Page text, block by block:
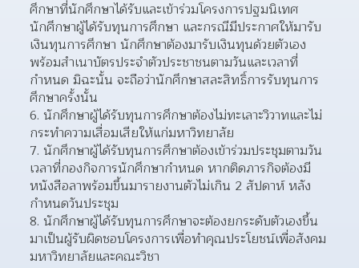
ศึกษาที่นักศึกษาได้รับและเข้าร่วมโครงการปฐมนิเทศ
นักศึกษาผู้ได้รับทุนการศึกษา และกรณีมีประกาศให้มารับ
เงินทุนการศึกษา นักศึกษาต้องมารับเงินทุนด้วยตัวเอง
พร้อมสำเนาบัตรประจำตัวประชาชนตามวันและเวลาที่
กำหนด มิฉะนั้น จะถือว่านักศึกษาสละสิทธิ์การรับทุนการ
ศึกษาครั้งนั้น
6. นักศึกษาผู้ได้รับทุนการศึกษาต้องไม่ทะเลาะวิวาทและไม่
กระทำความเสื่อมเสียให้แก่มหาวิทยาลัย
7. นักศึกษาผู้ได้รับทุนการศึกษาต้องเข้าร่วมประชุมตามวัน
เวลาที่กองกิจการนักศึกษากำหนด หากติดภารกิจต้องมี
หนังสือลาพร้อมขึ้นมารายงานตัวไม่เกิน 2 สัปดาห์ หลัง
กำหนดวันประชุม
8. นักศึกษาผู้ได้รับทุนการศึกษาจะต้องยกระดับตัวเองขึ้น
มาเป็นผู้รับผิดชอบโครงการเพื่อทำคุณประโยชน์เพื่อสังคม
มหาวิทยาลัยและคณะวิชา